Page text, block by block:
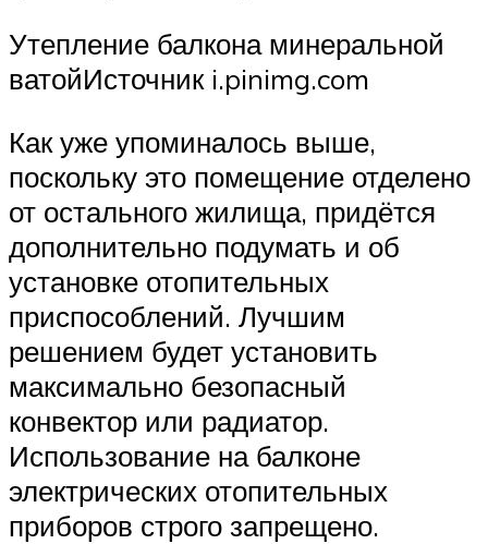
Утепление балкона минеральной
ватойИсточник i.pinimg.com
Как уже упоминалось выше,
поскольку это помещение отделено
от остального жилища, придётся
дополнительно подумать и об
установке отопительных
приспособлений. Лучшим
решением будет установить
максимально безопасный
конвектор или радиатор.
Использование на балконе
электрических отопительных
приборов строго запрещено.